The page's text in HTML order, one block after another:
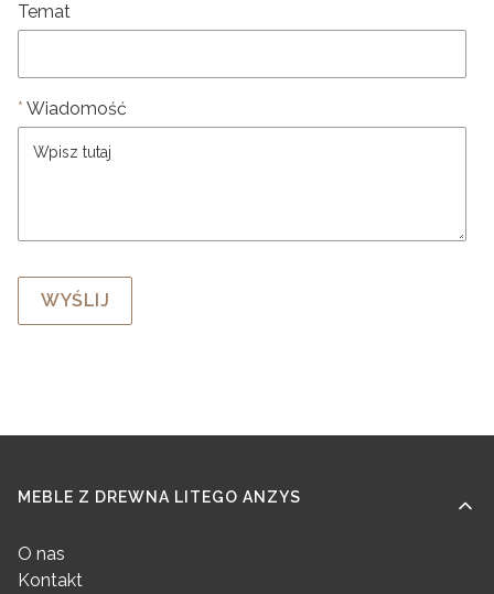
Temat
* Wiadomość
WYŚLIJ
Linki w stopce
MEBLE Z DREWNA LITEGO ANZYS
O nas
Kontakt